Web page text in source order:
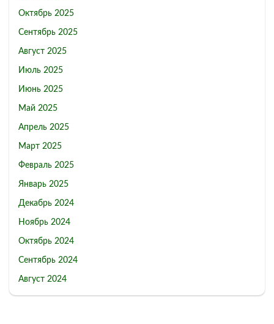
Октябрь 2025
Сентябрь 2025
Август 2025
Июль 2025
Июнь 2025
Май 2025
Апрель 2025
Март 2025
Февраль 2025
Январь 2025
Декабрь 2024
Ноябрь 2024
Октябрь 2024
Сентябрь 2024
Август 2024